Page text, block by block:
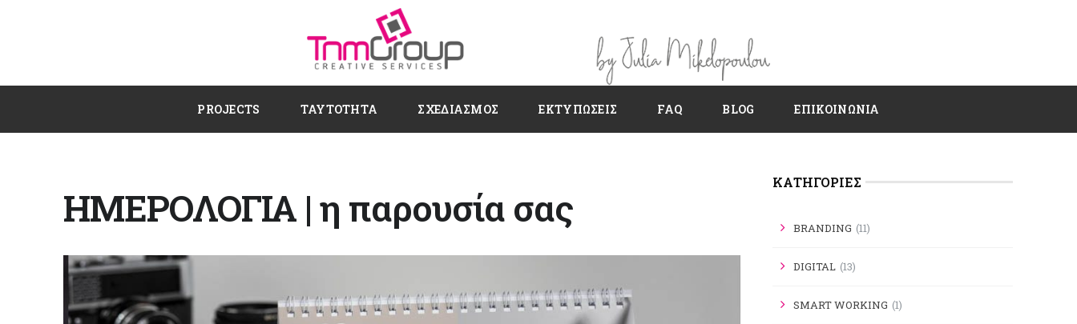
PROJECTS ΤΑΥΤΟΤΗΤΑ ΣΧΕΔΙΑΣΜΌΣ ΕΚΤΥΠΏΣΕΙΣ FAQ BLOG ΕΠΙΚΟΙΝΩΝΙΑ
ΗΜΕΡΟΛΟΓΙΑ | η παρουσία σας
KΑΤΗΓΟΡΊΕΣ
BRANDING (11)
DIGITAL (13)
SMART WORKING (1)